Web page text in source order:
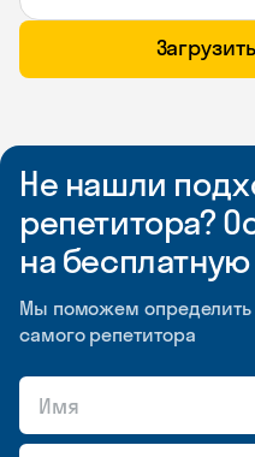
Не нашли
репетитора?
на
Мы поможем определить
самого репетитора